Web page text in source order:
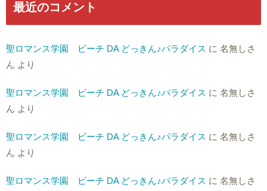
最近のコメント
聖ロマンス学園 ビーチ DA どっきん♪パラダイス に 名無しさ
ん より
聖ロマンス学園 ビーチ DA どっきん♪パラダイス に 名無しさ
ん より
聖ロマンス学園 ビーチ DA どっきん♪パラダイス に 名無しさ
ん より
聖ロマンス学園 ビーチ DA どっきん♪パラダイス に 名無しさ